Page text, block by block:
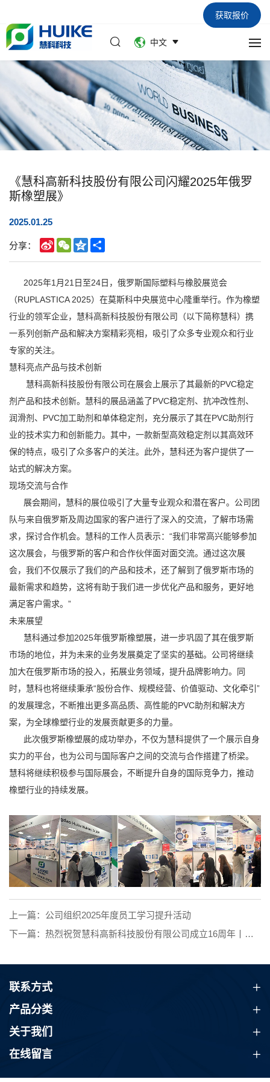
获取报价
中文
《慧科高新科技股份有限公司闪耀2025年俄罗
斯橡塑展》
2025.01.25
分享：
Sina
Weibo
WeChat
Qzone
2025年1月21日至24日，俄罗斯国际塑料与橡胶展览会
（RUPLASTICA 2025）在莫斯科中央展览中心隆重举行。作为橡塑
行业的领军企业，慧科高新科技股份有限公司（以下简称慧科）携
一系列创新产品和解决方案精彩亮相，吸引了众多专业观众和行业
专家的关注。
慧科亮点产品与技术创新
慧科高新科技股份有限公司在展会上展示了其最新的PVC稳定
剂产品和技术创新。慧科的展品涵盖了PVC稳定剂、抗冲改性剂、
润滑剂、PVC加工助剂和单体稳定剂，充分展示了其在PVC助剂行
业的技术实力和创新能力。其中，一款新型高效稳定剂以其高效环
保的特点，吸引了众多客户的关注。此外，慧科还为客户提供了一
站式的解决方案。
现场交流与合作
展会期间，慧科的展位吸引了大量专业观众和潜在客户。公司团
队与来自俄罗斯及周边国家的客户进行了深入的交流，了解市场需
求，探讨合作机会。慧科的工作人员表示：“我们非常高兴能够参加
这次展会，与俄罗斯的客户和合作伙伴面对面交流。通过这次展
会，我们不仅展示了我们的产品和技术，还了解到了俄罗斯市场的
最新需求和趋势，这将有助于我们进一步优化产品和服务，更好地
满足客户需求。”
未来展望
慧科通过参加2025年俄罗斯橡塑展，进一步巩固了其在俄罗斯
市场的地位，并为未来的业务发展奠定了坚实的基础。公司将继续
加大在俄罗斯市场的投入，拓展业务领域，提升品牌影响力。同
时，慧科也将继续秉承“股份合作、规模经营、价值驱动、文化牵引”
的发展理念，不断推出更多高品质、高性能的PVC助剂和解决方
案，为全球橡塑行业的发展贡献更多的力量。
此次俄罗斯橡塑展的成功举办，不仅为慧科提供了一个展示自身
实力的平台，也为公司与国际客户之间的交流与合作搭建了桥梁。
慧科将继续积极参与国际展会，不断提升自身的国际竞争力，推动
橡塑行业的持续发展。
上一篇：公司组织2025年度员工学习提升活动
下一篇：热烈祝贺慧科高新科技股份有限公司成立16周年丨赴越南考察团建活动
联系方式
产品分类
关于我们
在线留言